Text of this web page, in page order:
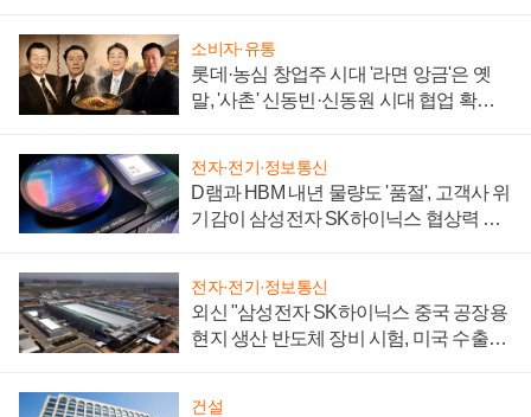
소비자·유통
롯데·농심 창업주 시대 '라면 앙금'은 옛
말, '사촌' 신동빈·신동원 시대 협업 확대
전자·전기·정보통신
D램과 HBM 내년 물량도 '품절', 고객사 위
기감이 삼성전자 SK하이닉스 협상력 더
전자·전기·정보통신
외신 "삼성전자 SK하이닉스 중국 공장용
현지 생산 반도체 장비 시험, 미국 수출통
건설